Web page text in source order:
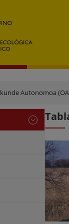
Autonomoa